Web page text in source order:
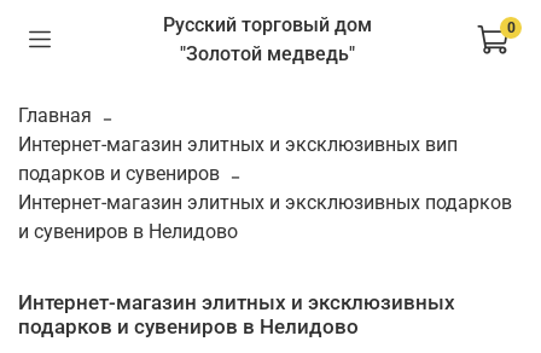
Русский торговый дом
"Золотой медведь"
0
Главная
Интернет-магазин элитных и эксклюзивных вип
подарков и сувениров
Интернет-магазин элитных и эксклюзивных подарков
и сувениров в Нелидово
Интернет-магазин элитных и эксклюзивных
подарков и сувениров в Нелидово